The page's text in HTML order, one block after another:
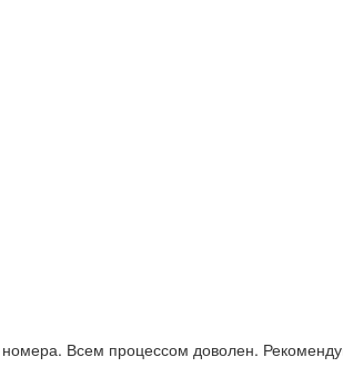
Всем процессом доволен.